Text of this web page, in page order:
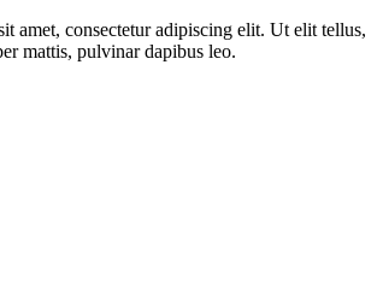
amet, consectetur adipiscing elit. Ut elit tellus,
mattis, pulvinar dapibus leo.